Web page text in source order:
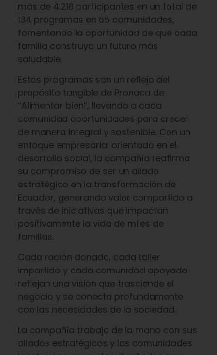
más de 4.218 participantes en un total de
134 programas en 65 comunidades,
fomentando la oportunidad de que cada
familia construya un futuro más
saludable.
Estos programas son un reflejo del
propósito tangible de Pronaca de
“Alimentar bien”, llevando a cada
comunidad oportunidades para crecer
de manera integral y sostenible. Con un
enfoque empresarial orientado en el
desarrollo social, la compañía reafirma
su compromiso de ser un aliado
estratégico en la transformación de
Ecuador, generando valor compartido a
través de iniciativas que impactan
positivamente la vida de miles de
familias.
Cada ración donada, cada taller
impartido y cada comunidad apoyada
reflejan una visión que trasciende el
negocio y se conecta profundamente
con las necesidades de la sociedad.
La compañía trabaja de la mano con sus
aliados estratégicos y las comunidades